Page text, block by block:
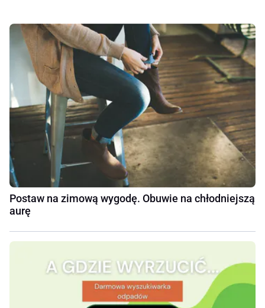
Postaw na zimową wygodę. Obuwie na chłodniejszą
aurę